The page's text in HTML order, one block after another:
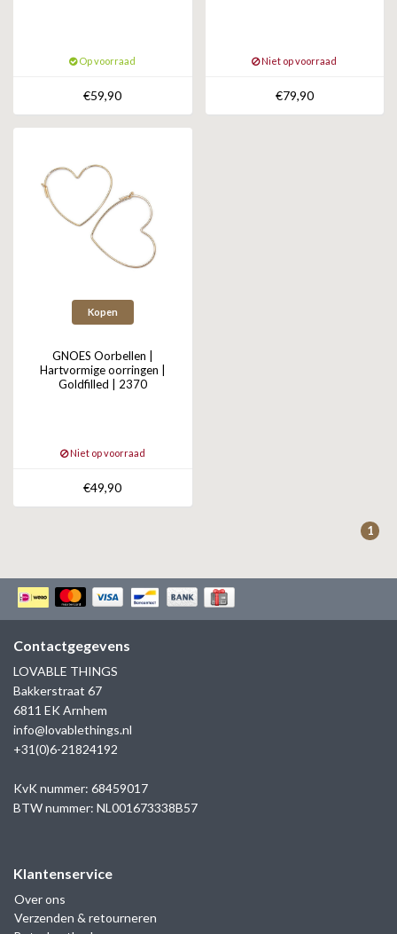
Op voorraad
€59,90
Niet op voorraad
€79,90
Kopen
GNOES Oorbellen |
Hartvormige oorringen |
Goldfilled | 2370
Niet op voorraad
€49,90
1
Contactgegevens
LOVABLE THINGS
Bakkerstraat 67
6811 EK Arnhem
info@lovablethings.nl
+31(0)6-21824192
KvK nummer: 68459017
BTW nummer: NL001673338B57
Klantenservice
Over ons
Verzenden & retourneren